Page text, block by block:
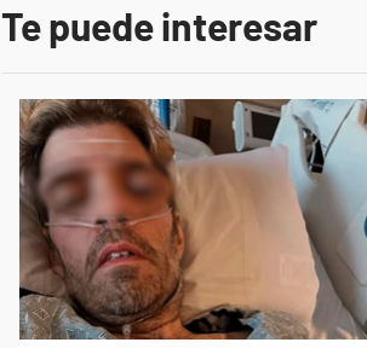
Te puede interesar